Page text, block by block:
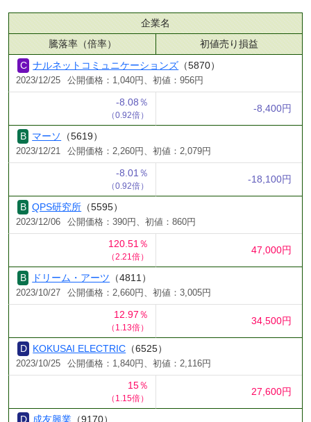
企業名
騰落率（倍率）
初値売り損益
ナルネットコミュニケーションズ （5870）
2023/12/25 公開価格：1,040円、初値：956円
-8.08％
（0.92倍）
-8,400円
マーソ （5619）
2023/12/21 公開価格：2,260円、初値：2,079円
-8.01％
（0.92倍）
-18,100円
QPS研究所 （5595）
2023/12/06 公開価格：390円、初値：860円
120.51％
（2.21倍）
47,000円
ドリーム・アーツ （4811）
2023/10/27 公開価格：2,660円、初値：3,005円
12.97％
（1.13倍）
34,500円
KOKUSAI ELECTRIC （6525）
2023/10/25 公開価格：1,840円、初値：2,116円
15％
（1.15倍）
27,600円
成友興業 （9170）